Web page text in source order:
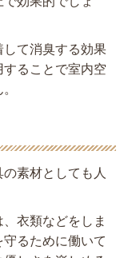
て消臭する効果
ることで室内空
素材としても人
衣類などをしま
るために働いて